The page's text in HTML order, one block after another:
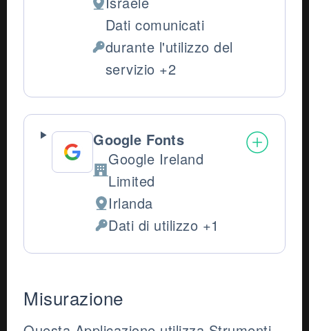
Luogo del trattamento:
Dati Personali trattati:
Dati comunicati
durante l'utilizzo del
servizio +2
Google Fonts
Azienda:
Google Ireland
Limited
Luogo del trattamento:
Irlanda
Dati Personali trattati:
Dati di utilizzo +1
Misurazione